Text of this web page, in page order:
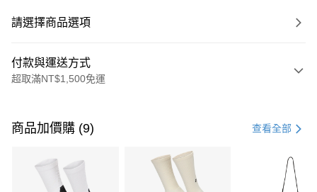
請選擇商品選項
付款與運送方式
超取滿NT$1,500免運
信用卡一次付款
3 期 0 利率 每期 21家銀行
商品加價購 (9) 查看全部